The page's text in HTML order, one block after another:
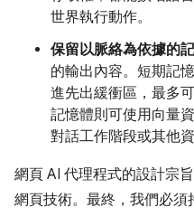
世界執行動作。
保留以脈絡為依據的
的輸出內容。短期記
進先出緩衝區，最多
記憶體則可使用向量
對話工作階段或其他
網頁 AI 代理程式的設計宗
網頁技術。最終，我們必